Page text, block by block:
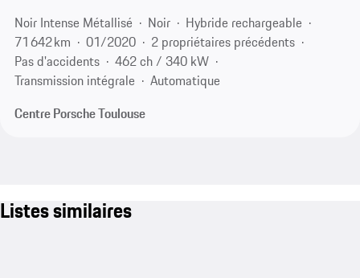
Noir Intense Métallisé
Noir
Hybride rechargeable
71 642 km
01/2020
2 propriétaires précédents
Pas d'accidents
462 ch / 340 kW
Transmission intégrale
Automatique
Centre Porsche Toulouse
Listes similaires